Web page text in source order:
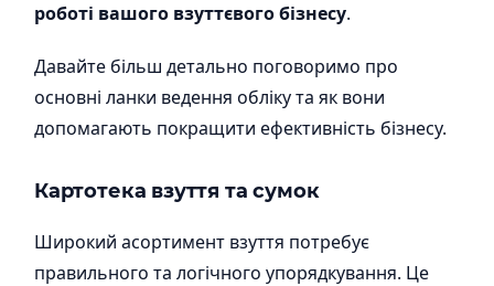
роботі вашого взуттєвого бізнесу.
Давайте більш детально поговоримо про
основні ланки ведення обліку та як вони
допомагають покращити ефективність бізнесу.
Картотека взуття та сумок
Широкий асортимент взуття потребує
правильного та логічного упорядкування. Це